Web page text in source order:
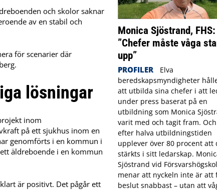
och skolor saknar
av en stabil och
för scenarier där
lösningar
inom
på ett sjukhus inom en
genomförts i en kommun i
äldreboende i en kommun
är positivt. Det pågår ett
Monica Sjöstrand, FHS:
”Chefer måste våga
upp”
PROFILER
Elva
beredskapsmyndigheter
att utbilda sina chefer i att
under press baserat på en
utbildning som Monica
varit med och tagit fram.
efter halva utbildningstiden
upplever över 80 procent att
stärkts i sitt ledarskap.
Sjöstrand vid
menar att nyckeln inte är att
beslut snabbast – utan att